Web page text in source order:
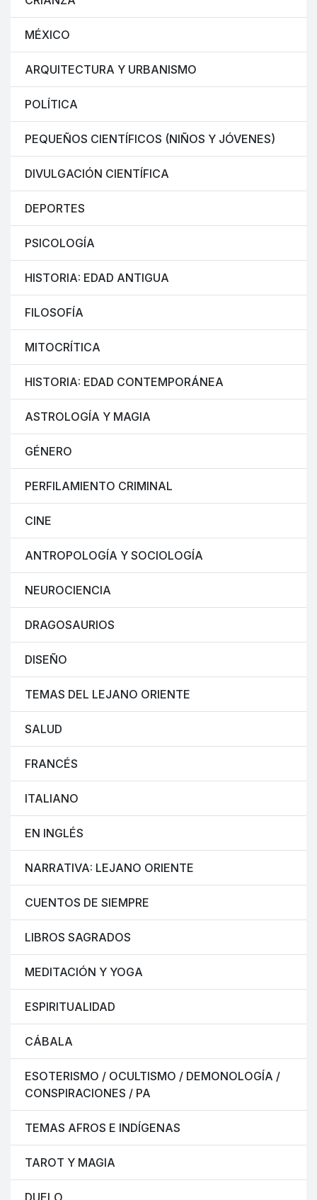
MÉXICO
ARQUITECTURA Y URBANISMO
POLÍTICA
PEQUEÑOS CIENTÍFICOS (NIÑOS Y JÓVENES)
DIVULGACIÓN CIENTÍFICA
DEPORTES
PSICOLOGÍA
HISTORIA: EDAD ANTIGUA
FILOSOFÍA
MITOCRÍTICA
HISTORIA: EDAD CONTEMPORÁNEA
ASTROLOGÍA Y MAGIA
GÉNERO
PERFILAMIENTO CRIMINAL
CINE
ANTROPOLOGÍA Y SOCIOLOGÍA
NEUROCIENCIA
DRAGOSAURIOS
DISEÑO
TEMAS DEL LEJANO ORIENTE
SALUD
FRANCÉS
ITALIANO
EN INGLÉS
NARRATIVA: LEJANO ORIENTE
CUENTOS DE SIEMPRE
LIBROS SAGRADOS
MEDITACIÓN Y YOGA
ESPIRITUALIDAD
CÁBALA
ESOTERISMO / OCULTISMO / DEMONOLOGÍA /
CONSPIRACIONES / PA
TEMAS AFROS E INDÍGENAS
TAROT Y MAGIA